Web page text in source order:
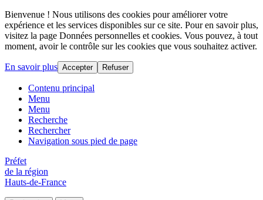
Bienvenue ! Nous utilisons des cookies pour améliorer votre
expérience et les services disponibles sur ce site. Pour en savoir plus,
visitez la page Données personnelles et cookies. Vous pouvez, à tout
moment, avoir le contrôle sur les cookies que vous souhaitez activer.
En savoir plus Accepter Refuser
Contenu principal
Menu
Menu
Recherche
Rechercher
Navigation sous pied de page
Préfet
de la région
Hauts-de-France